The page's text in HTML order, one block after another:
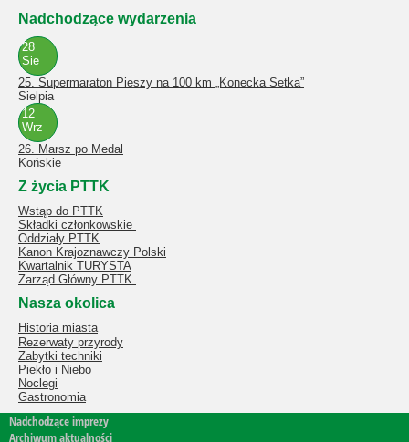
Nadchodzące wydarzenia
28
Sie
25. Supermaraton Pieszy na 100 km „Konecka Setka”
Sielpia
12
Wrz
26. Marsz po Medal
Końskie
Z życia PTTK
Wstąp do PTTK
Składki członkowskie
Oddziały PTTK
Kanon Krajoznawczy Polski
Kwartalnik TURYSTA
Zarząd Główny PTTK
Nasza okolica
Historia miasta
Rezerwaty przyrody
Zabytki techniki
Piekło i Niebo
Noclegi
Gastronomia
Nadchodzące imprezy
Archiwum aktualności